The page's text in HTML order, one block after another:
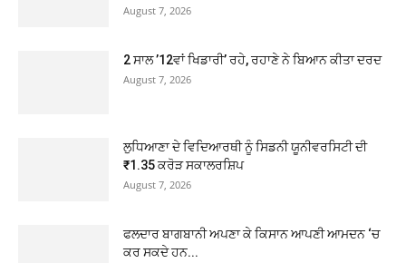
August 7, 2026
2 ਸਾਲ ’12ਵਾਂ ਖਿਡਾਰੀ’ ਰਹੇ, ਰਹਾਣੇ ਨੇ ਬਿਆਨ ਕੀਤਾ ਦਰਦ
August 7, 2026
ਲੁਧਿਆਣਾ ਦੇ ਵਿਦਿਆਰਥੀ ਨੂੰ ਸਿਡਨੀ ਯੂਨੀਵਰਸਿਟੀ ਦੀ
₹1.35 ਕਰੋੜ ਸਕਾਲਰਸ਼ਿਪ
August 7, 2026
ਫਲਦਾਰ ਬਾਗਬਾਨੀ ਅਪਣਾ ਕੇ ਕਿਸਾਨ ਆਪਣੀ ਆਮਦਨ ‘ਚ
ਕਰ ਸਕਦੇ ਹਨ...